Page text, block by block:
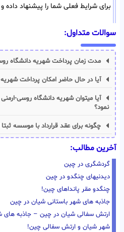
برای شرایط فعلی شما را پیشنهاد
سوالات متداول:
مدت زمان پرداخت شهریه دانشگاه
آیا در حال حاضر امکان پرداخت
آیا میتوان شهریه دانشگاه روسی-
نمود؟
چگونه برای عقد قرارداد با موسسه
آخرین مطالب:
گردشگری در چین
دیدنیهای چنگدو در چین
چنگدو مقر پانداهای چین!
جاذبه های شهر باستانی شیان در چین
ارتش سفالی شیان در چین – جاذبه های
شهر شیان و ارتش سفالی چین!